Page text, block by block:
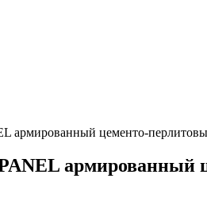
цементо-
армированный